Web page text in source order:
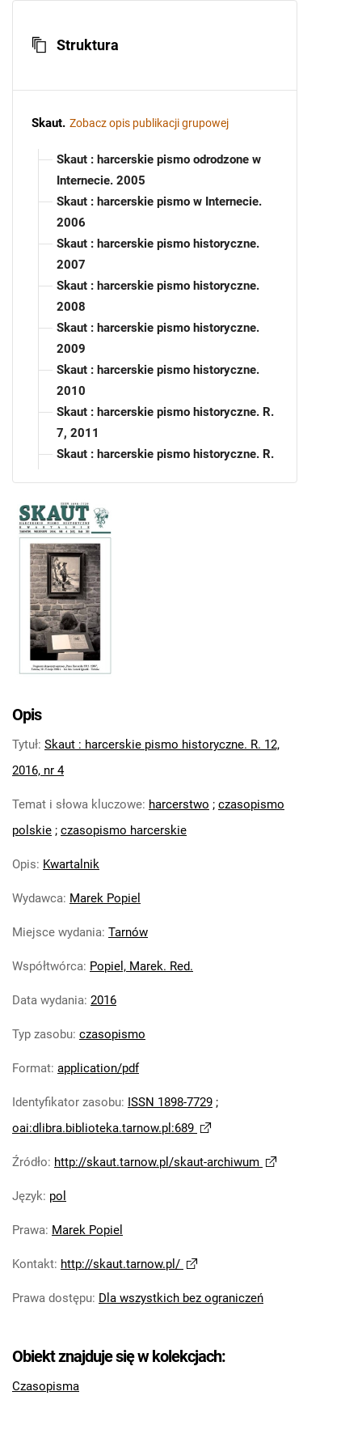
Struktura
Skaut. Zobacz opis publikacji grupowej
Skaut : harcerskie pismo odrodzone w
Internecie. 2005
Skaut : harcerskie pismo w Internecie.
2006
Skaut : harcerskie pismo historyczne.
2007
Skaut : harcerskie pismo historyczne.
2008
Skaut : harcerskie pismo historyczne.
2009
Skaut : harcerskie pismo historyczne.
2010
Skaut : harcerskie pismo historyczne. R.
7, 2011
Skaut : harcerskie pismo historyczne. R.
9, 2013
Skaut : harcerskie pismo historyczne. R.
10, 2014
Skaut : harcerskie pismo historyczne. R.
11, 2015
Skaut : harcerskie pismo historyczne. R.
12, 2016
Skaut : harcerskie pismo historyczne.
Skaut : harcerskie pismo historyczne.
historyczne. R. 12, 2016, nr 4
Skaut : harcerskie pismo historyczne.
Skaut : harcerskie pismo historyczne.
2017
14, 2018
Skaut : harcerskie pismo historyczne. R.
Skaut. 2020
Skaut. 2022
Skaut. 2023
Skaut. 2025
Skaut. 2026
Opis
Tytuł: Skaut : harcerskie pismo historyczne. R. 12,
2016, nr 4
Temat i słowa kluczowe: harcerstwo ; czasopismo
polskie ; czasopismo harcerskie
Opis: Kwartalnik
Wydawca: Marek Popiel
Miejsce wydania: Tarnów
Współtwórca: Popiel, Marek. Red.
Data wydania: 2016
Typ zasobu: czasopismo
Format: application/pdf
Identyfikator zasobu: ISSN 1898-7729 ;
oai:dlibra.biblioteka.tarnow.pl:689
Źródło: http://skaut.tarnow.pl/skaut-archiwum
Język: pol
Prawa: Marek Popiel
Kontakt: http://skaut.tarnow.pl/
Prawa dostępu: Dla wszystkich bez ograniczeń
Obiekt znajduje się w kolekcjach:
Czasopisma